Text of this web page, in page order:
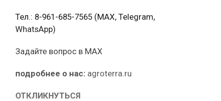
Тел.: 8-961-685-7565 (МАХ, Telegram,
WhatsApp)
Задайте вопрос в MAX
подробнее о нас: agroterra.ru
ОТКЛИКНУТЬСЯ